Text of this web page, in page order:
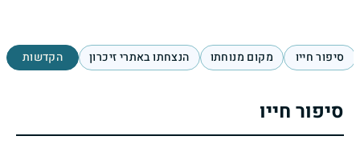
סיפור חייו מקום מנוחתו הנצחתו באתרי זיכרון הקדשות
סיפור חייו